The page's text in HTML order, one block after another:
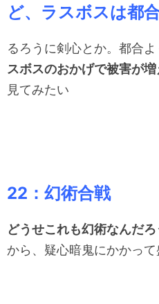
ど、ラスボスは都
るろうに剣心とか。都合よ
スボスのおかげで被害が
見てみたい
22：幻術合戦
どうせこれも幻術なんだ
から、疑心暗鬼にかかっ